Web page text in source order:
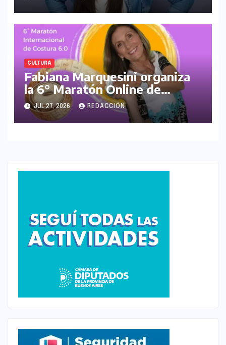
CULTURA
Fabiana Marquesini organiza
la 6° Maratón Online de
Costura Internacional
JUL 27, 2026 REDACCIÓN